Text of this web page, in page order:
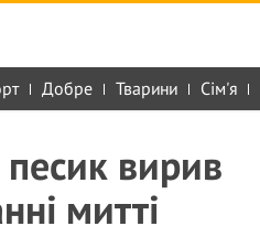
Добре Тварини Сім'я
вирив
митті